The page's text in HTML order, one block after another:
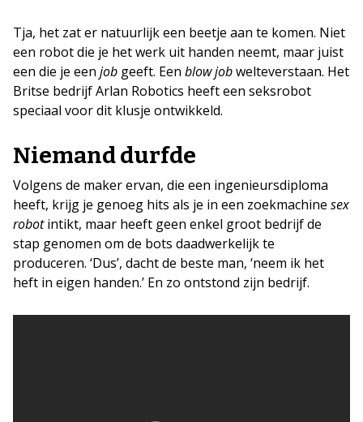
Tja, het zat er natuurlijk een beetje aan te komen. Niet
een robot die je het werk uit handen neemt, maar juist
een die je een job geeft. Een blow jobwelteverstaan. Het
Britse bedrijf Arlan Robotics heeft een seksrobot
speciaal voor dit klusje ontwikkeld.
Niemand durfde
Volgens de maker ervan, die een ingenieursdiploma
heeft, krijg je genoeg hits als je in een zoekmachine sex
robotintikt, maar heeft geen enkel groot bedrijf de
stap genomen om de bots daadwerkelijk te
produceren. ‘Dus’, dacht de beste man, ‘neem ik het
heft in eigen handen.’ En zo ontstond zijn bedrijf.